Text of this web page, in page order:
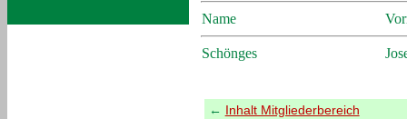
Name
Schönges
← Inhalt Mitgliederbereich